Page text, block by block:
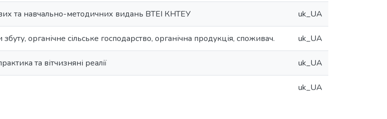
та навчально-методичних видань ВТЕІ КНТЕУ uk_UA
органічне сільське господарство, органічна продукція, споживач. uk_UA
та вітчизняні реалії uk_UA
uk_UA